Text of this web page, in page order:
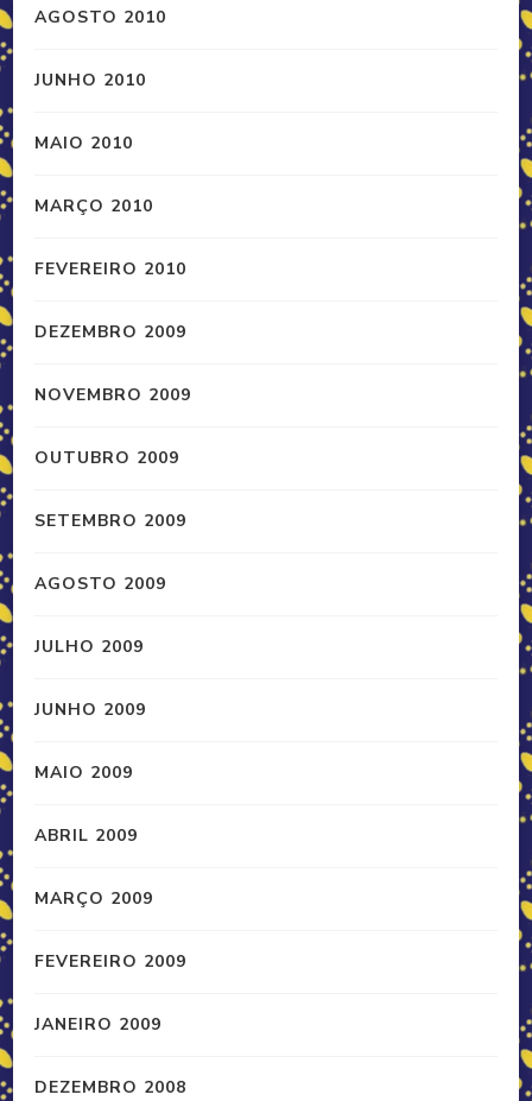
AGOSTO 2010
JUNHO 2010
MAIO 2010
MARÇO 2010
FEVEREIRO 2010
DEZEMBRO 2009
NOVEMBRO 2009
OUTUBRO 2009
SETEMBRO 2009
AGOSTO 2009
JULHO 2009
JUNHO 2009
MAIO 2009
ABRIL 2009
MARÇO 2009
FEVEREIRO 2009
JANEIRO 2009
DEZEMBRO 2008